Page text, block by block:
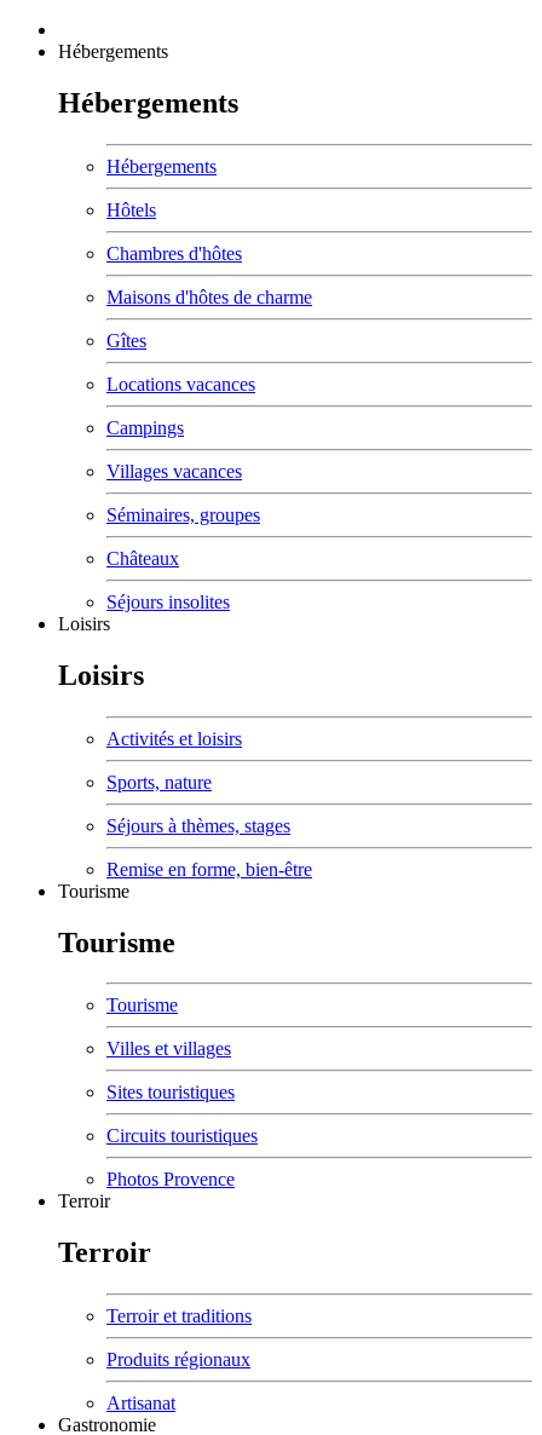
Hébergements
Hébergements
Hébergements
Hôtels
Chambres d'hôtes
Maisons d'hôtes de charme
Gîtes
Locations vacances
Campings
Villages vacances
Séminaires, groupes
Châteaux
Séjours insolites
Loisirs
Loisirs
Activités et loisirs
Sports, nature
Séjours à thèmes, stages
Remise en forme, bien-être
Tourisme
Tourisme
Tourisme
Villes et villages
Sites touristiques
Circuits touristiques
Photos Provence
Terroir
Terroir
Terroir et traditions
Produits régionaux
Artisanat
Gastronomie